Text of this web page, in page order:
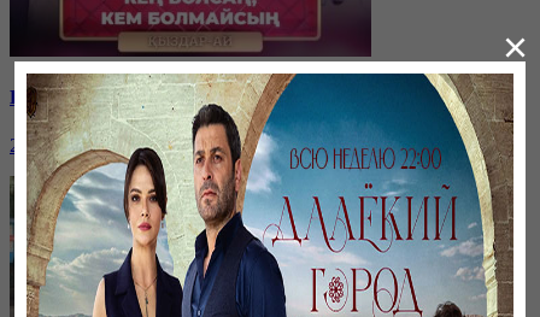
Қайырымдылық – қадірлі іс | «Қыздар-Ай»
20 декабря, 17:00
×